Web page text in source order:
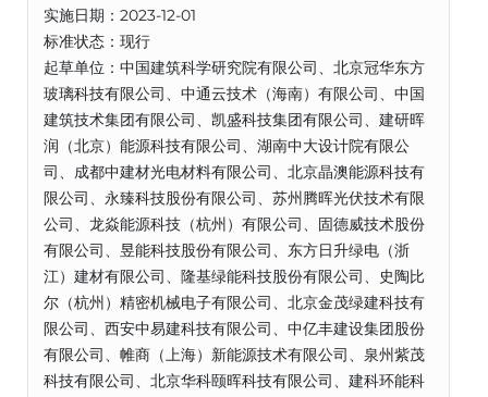
实施日期：2023-12-01
标准状态：现行
起草单位：中国建筑科学研究院有限公司、北京冠华东方
玻璃科技有限公司、中通云技术（海南）有限公司、中国
建筑技术集团有限公司、凯盛科技集团有限公司、建研晖
润（北京）能源科技有限公司、湖南中大设计院有限公
司、成都中建材光电材料有限公司、北京晶澳能源科技有
限公司、永臻科技股份有限公司、苏州腾晖光伏技术有限
公司、龙焱能源科技（杭州）有限公司、固德威技术股份
有限公司、昱能科技股份有限公司、东方日升绿电（浙
江）建材有限公司、隆基绿能科技股份有限公司、史陶比
尔（杭州）精密机械电子有限公司、北京金茂绿建科技有
限公司、西安中易建科技有限公司、中亿丰建设集团股份
有限公司、帷商（上海）新能源技术有限公司、泉州紫茂
科技有限公司、北京华科颐晖科技有限公司、建科环能科